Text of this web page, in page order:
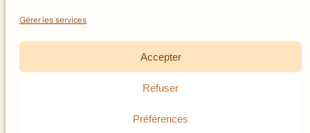
Gérer les services
Accepter
Refuser
Préférences
Mentions Légales
Remboursements et Retours